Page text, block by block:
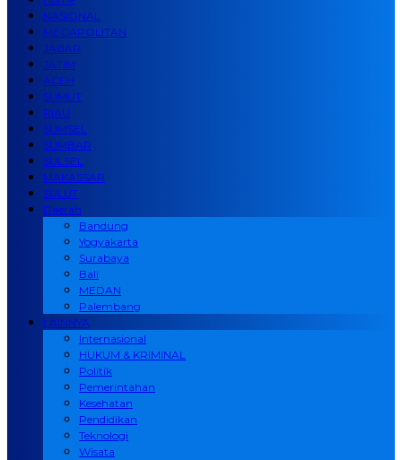
NASIONAL
MEGAPOLITAN
JABAR
JATIM
ACEH
SUMUT
RIAU
SUMSEL
SUMBAR
SULSEL
MAKASSAR
SULUT
Daerah
Bandung
Yogyakarta
Surabaya
Bali
MEDAN
Palembang
LAINNYA
Internasional
HUKUM & KRIMINAL
Politik
Pemerintahan
Kesehatan
Pendidikan
Teknologi
Wisata